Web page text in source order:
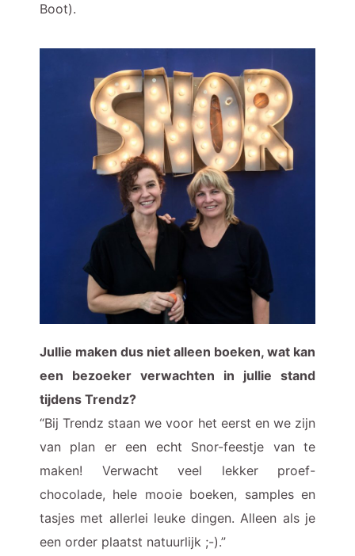
Boot).
Jullie maken dus niet alleen boeken, wat kan
een bezoeker verwachten in jullie stand
tijdens Trendz?
“Bij Trendz staan we voor het eerst en we zijn
van plan er een echt Snor-feestje van te
maken! Verwacht veel lekker proef-
chocolade, hele mooie boeken, samples en
tasjes met allerlei leuke dingen. Alleen als je
een order plaatst natuurlijk ;-).”